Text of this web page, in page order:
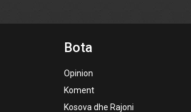
Bota
Opinion
Koment
Kosova dhe Rajoni